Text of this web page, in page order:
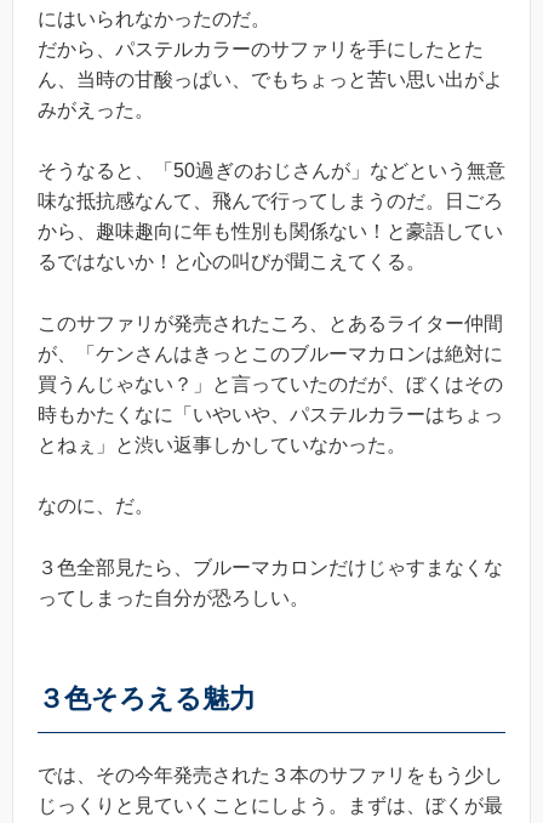
にはいられなかったのだ。
だから、パステルカラーのサファリを手にしたとた
ん、当時の甘酸っぱい、でもちょっと苦い思い出がよ
みがえった。
そうなると、「50過ぎのおじさんが」などという無意
味な抵抗感なんて、飛んで行ってしまうのだ。日ごろ
から、趣味趣向に年も性別も関係ない！と豪語してい
るではないか！と心の叫びが聞こえてくる。
このサファリが発売されたころ、とあるライター仲間
が、「ケンさんはきっとこのブルーマカロンは絶対に
買うんじゃない？」と言っていたのだが、ぼくはその
時もかたくなに「いやいや、パステルカラーはちょっ
とねぇ」と渋い返事しかしていなかった。
なのに、だ。
３色全部見たら、ブルーマカロンだけじゃすまなくな
ってしまった自分が恐ろしい。
３色そろえる魅力
では、その今年発売された３本のサファリをもう少し
じっくりと見ていくことにしよう。まずは、ぼくが最